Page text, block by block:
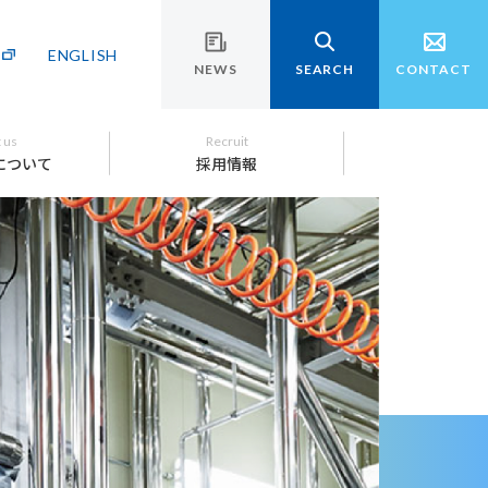
ENGLISH
NEWS SEARCH CONTACT
us
ついて
Recruit
採用情報